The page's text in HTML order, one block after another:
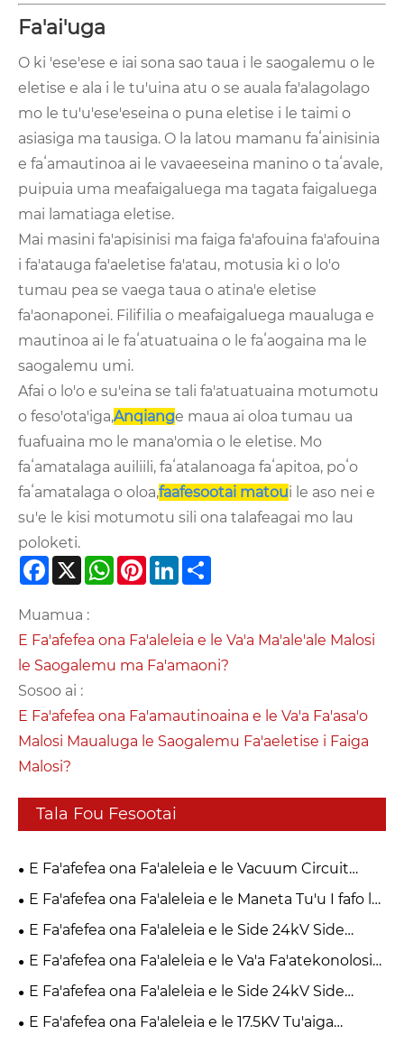
Fa'ai'uga
O ki 'ese'ese e iai sona sao taua i le saogalemu o le
eletise e ala i le tu'uina atu o se auala fa'alagolago
mo le tu'u'ese'eseina o puna eletise i le taimi o
asiasiga ma tausiga. O la latou mamanu faʻainisinia
e faʻamautinoa ai le vavaeeseina manino o taʻavale,
puipuia uma meafaigaluega ma tagata faigaluega
mai lamatiaga eletise.
Mai masini fa'apisinisi ma faiga fa'afouina fa'afouina
i fa'atauga fa'aeletise fa'atau, motusia ki o lo'o
tumau pea se vaega taua o atina'e eletise
fa'aonaponei. Filifilia o meafaigaluega maualuga e
mautinoa ai le faʻatuatuaina o le faʻaogaina ma le
saogalemu umi.
Afai o lo'o e su'eina se tali fa'atuatuaina motumotu
o feso'ota'iga,Anqiange maua ai oloa tumau ua
fuafuaina mo le mana'omia o le eletise. Mo
faʻamatalaga auiliili, faʻatalanoaga faʻapitoa, poʻo
faʻamatalaga o oloa,faafesootai matoui le aso nei e
su'e le kisi motumotu sili ona talafeagai mo lau
poloketi.
Facebook
X WhatsApp
PinterestLinkedIn
Muamua :
E Fa'afefea ona Fa'aleleia e le Va'a Ma'ale'ale Malosi
le Saogalemu ma Fa'amaoni?
Sosoo ai :
E Fa'afefea ona Fa'amautinoaina e le Va'a Fa'asa'o
Malosi Maualuga le Saogalemu Fa'aeletise i Faiga
Malosi?
Tala Fou Fesootai
E Fa'afefea ona Fa'aleleia e le Vacuum Circuit
Breaker 27.5KV Tasi Tasi Pole Vacuum Circuit
malosi?
E Fa'afefea ona Fa'aleleia e le Maneta Tu'u I fafo le
Fa'alagolagoina o le Tufatufaina?
E Fa'afefea ona Fa'aleleia e le Side 24kV Side
Mounted Vacuum Circuit Breaker le Puipuiga o le
E Fa'afefea ona Fa'aleleia e le Va'a Fa'atekonolosi
Malosi Maualuga le Saogalemu ma Fa'amaoni?
E Fa'afefea ona Fa'aleleia e le Side 24kV Side
Mounted Vacuum Circuit Breaker le Saogalemu
Fa'atonuga ole Malosiaga Medium Voltage?
E Fa'afefea ona Fa'aleleia e le 17.5KV Tu'aiga